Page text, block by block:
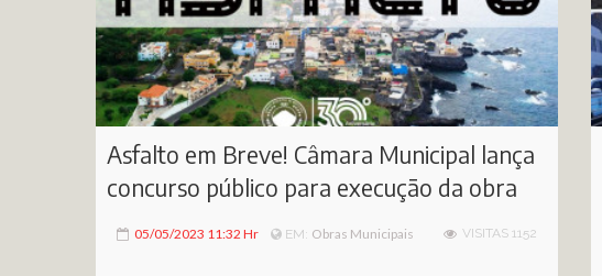
Asfalto em Breve! Câmara Municipal lança
concurso público para execução da obra
05/05/2023 11:32 Hr EM: Obras Municipais VISITAS 1152